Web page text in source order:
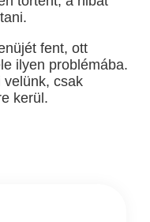
fent, ott
ilyen problémába.
velünk, csak
kerül.